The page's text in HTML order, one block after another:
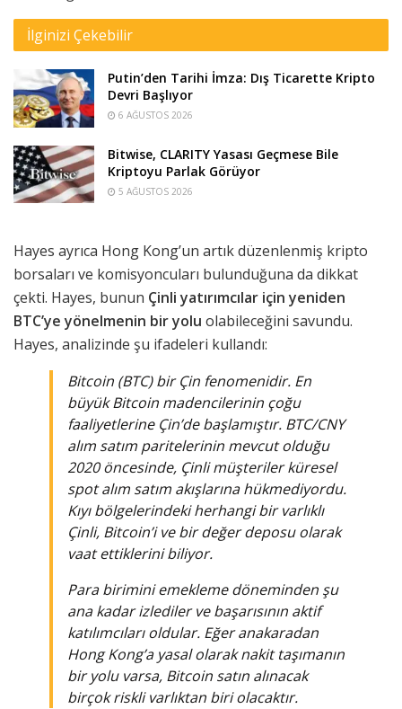
İlginizi Çekebilir
Putin’den Tarihi İmza: Dış Ticarette Kripto
Devri Başlıyor
6 AĞUSTOS 2026
Bitwise, CLARITY Yasası Geçmese Bile
Kriptoyu Parlak Görüyor
5 AĞUSTOS 2026
Hayes ayrıca Hong Kong’un artık düzenlenmiş kripto
borsaları ve komisyoncuları bulunduğuna da dikkat
çekti. Hayes, bunun Çinli yatırımcılar için yeniden
BTC’ye yönelmenin bir yolu olabileceğini savundu.
Hayes, analizinde şu ifadeleri kullandı:
Bitcoin (BTC) bir Çin fenomenidir. En
büyük Bitcoin madencilerinin çoğu
faaliyetlerine Çin’de başlamıştır. BTC/CNY
alım satım paritelerinin mevcut olduğu
2020 öncesinde, Çinli müşteriler küresel
spot alım satım akışlarına hükmediyordu.
Kıyı bölgelerindeki herhangi bir varlıklı
Çinli, Bitcoin’i ve bir değer deposu olarak
vaat ettiklerini biliyor.
Para birimini emekleme döneminden şu
ana kadar izlediler ve başarısının aktif
katılımcıları oldular. Eğer anakaradan
Hong Kong’a yasal olarak nakit taşımanın
bir yolu varsa, Bitcoin satın alınacak
birçok riskli varlıktan biri olacaktır.